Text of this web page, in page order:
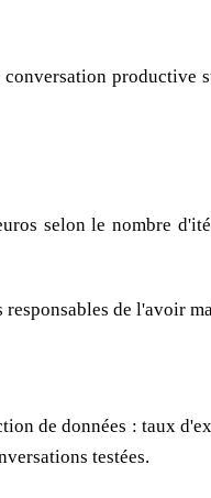
selon le nombre
de l'avoir
de données : taux
testées.